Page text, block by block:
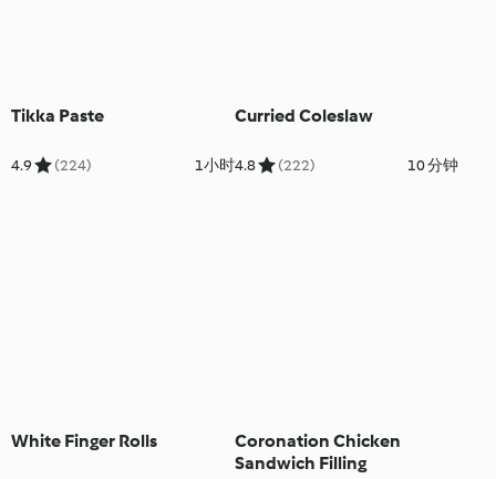
Tikka Paste
4.9 (224) 1小时
Curried Coleslaw
4.8 (222) 10 分钟
White Finger Rolls
Coronation Chicken
Sandwich Filling